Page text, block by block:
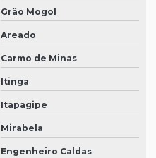
Grão Mogol
Areado
Carmo de Minas
Itinga
Itapagipe
Mirabela
Engenheiro Caldas